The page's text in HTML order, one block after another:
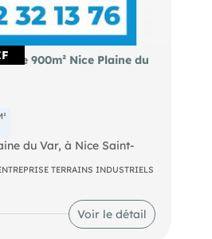
900m² Nice Plaine du
du Var, à Nice Saint-
900 m²,
TERRAINS INDUSTRIELS
Voir le détail